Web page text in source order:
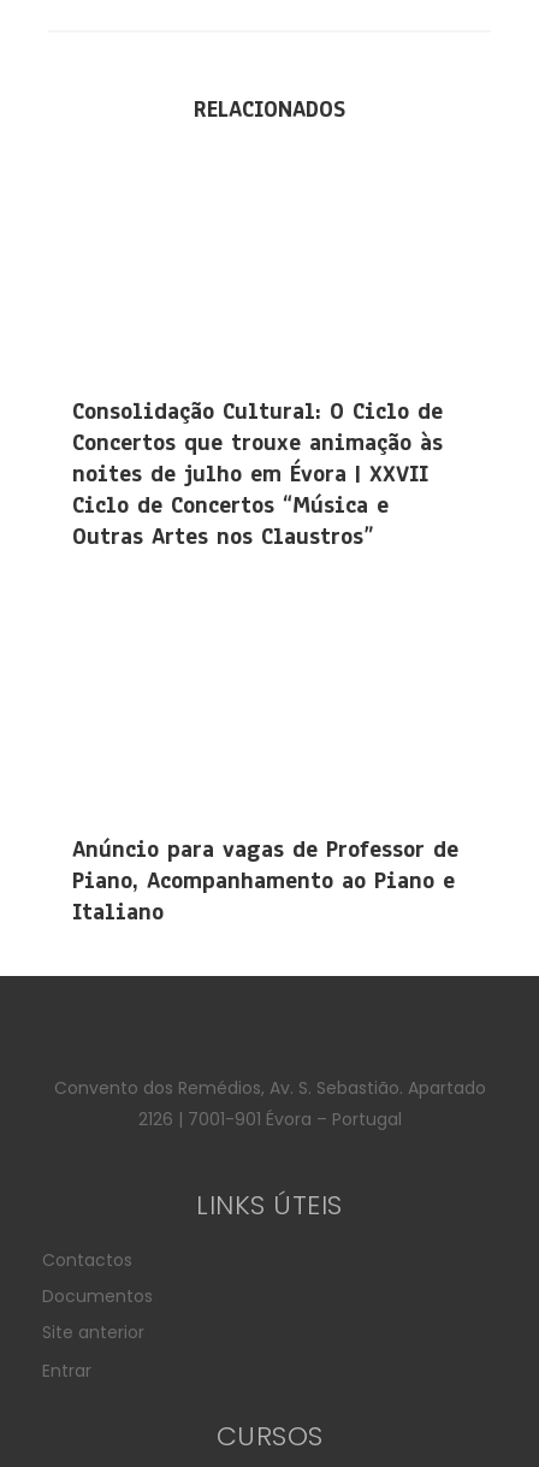
RELACIONADOS
Consolidação Cultural: O Ciclo de
Concertos que trouxe animação às
noites de julho em Évora | XXVII
Ciclo de Concertos “Música e
Outras Artes nos Claustros”
Anúncio para vagas de Professor de
Piano, Acompanhamento ao Piano e
Italiano
Convento dos Remédios, Av. S. Sebastião. Apartado
2126 | 7001-901 Évora – Portugal
LINKS ÚTEIS
Contactos
Documentos
Site anterior
Entrar
CURSOS